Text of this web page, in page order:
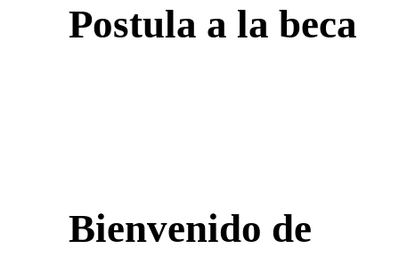
Postula a la beca
Bienvenido de